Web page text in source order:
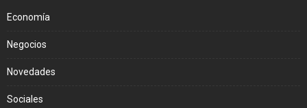
Economía
Negocios
Novedades
Sociales